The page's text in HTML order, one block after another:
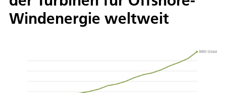
Windenergie weltweit